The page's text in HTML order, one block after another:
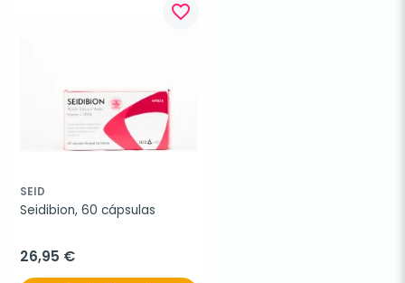
favorite_border
SEID
Seidibion, 60 cápsulas
26,95 €